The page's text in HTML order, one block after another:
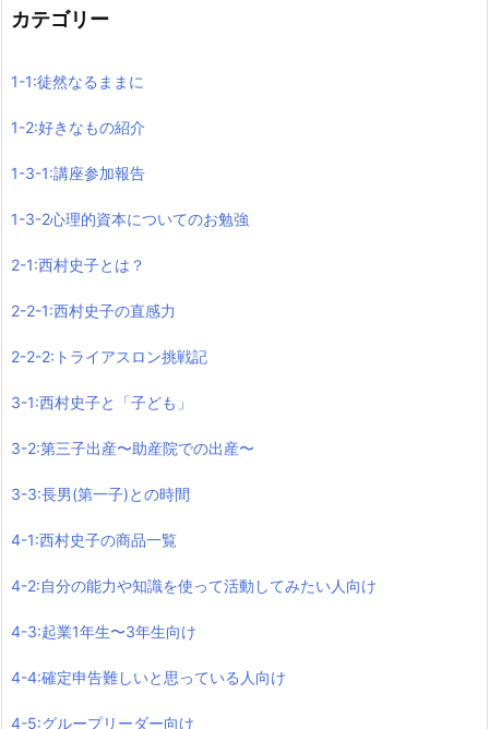
カテゴリー
1-1:徒然なるままに
1-2:好きなもの紹介
1-3-1:講座参加報告
1-3-2心理的資本についてのお勉強
2-1:西村史子とは？
2-2-1:西村史子の直感力
2-2-2:トライアスロン挑戦記
3-1:西村史子と「子ども」
3-2:第三子出産〜助産院での出産〜
3-3:長男(第一子)との時間
4-1:西村史子の商品一覧
4-2:自分の能力や知識を使って活動してみたい人向け
4-3:起業1年生〜3年生向け
4-4:確定申告難しいと思っている人向け
4-5:グループリーダー向け